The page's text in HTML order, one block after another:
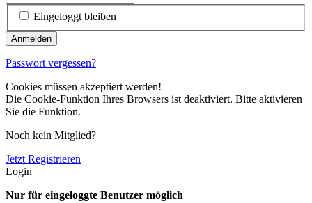
Eingeloggt bleiben
Passwort vergessen?
Cookies müssen akzeptiert werden!
Die Cookie-Funktion Ihres Browsers ist deaktiviert. Bitte aktivieren
Sie die Funktion.
Noch kein Mitglied?
Jetzt Registrieren
Login
Nur für eingeloggte Benutzer möglich